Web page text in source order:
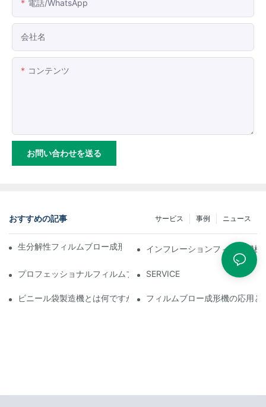
電話/WhatsApp
会社名
コンテンツ
お問い合わせを送る
おすすめの記事 ニュース
事例
サービス
生分解性フィルムブロー成形機の仕組みとその利点と欠点
インフレーションフィルム機
プロフェッショナルフィルムブロー成形機メーカーとは：高品質
SERVICE
ビニール袋製造機とは何ですか？ フィルムブロー成形機の応用と